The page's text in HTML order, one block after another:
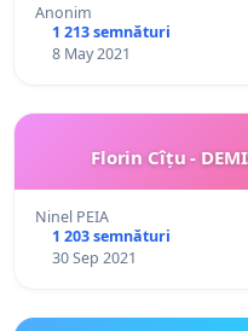
Anonim
1 213 semnături
8 May 2021
Florin Cîțu -
Ninel PEIA
1 203 semnături
30 Sep 2021